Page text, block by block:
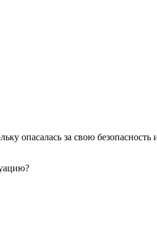
опасалась за свою безопасность